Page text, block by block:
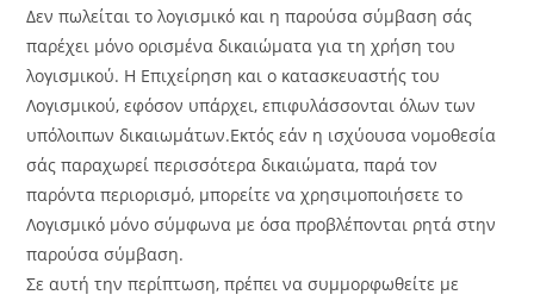
Δεν πωλείται το λογισμικό και η παρούσα σύμβαση σάς
παρέχει μόνο ορισμένα δικαιώματα για τη χρήση του
λογισμικού. Η Επιχείρηση και ο κατασκευαστής του
Λογισμικού, εφόσον υπάρχει, επιφυλάσσονται όλων των
υπόλοιπων δικαιωμάτων.Εκτός εάν η ισχύουσα νομοθεσία
σάς παραχωρεί περισσότερα δικαιώματα, παρά τον
παρόντα περιορισμό, μπορείτε να χρησιμοποιήσετε το
Λογισμικό μόνο σύμφωνα με όσα προβλέπονται ρητά στην
παρούσα σύμβαση.
Σε αυτή την περίπτωση, πρέπει να συμμορφωθείτε με